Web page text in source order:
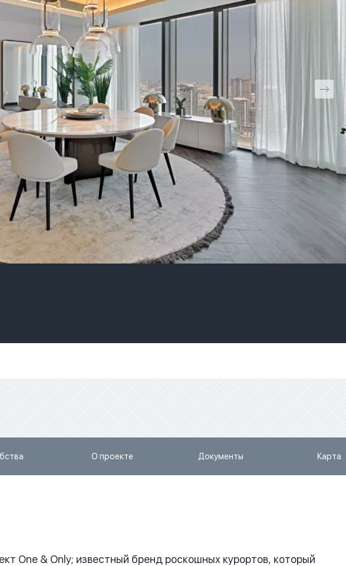
О проекте Документы Карта
One & Only; известный бренд роскошных курортов, который